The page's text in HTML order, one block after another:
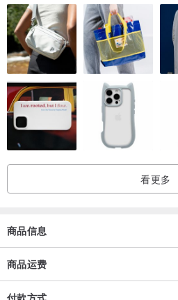
。小店小本经营，尺寸不合、色差等问
。若有尺寸&颜色疑虑，欢迎至台北中
【关于古着】
。古着商品每款都只有一件，找到相同
。在买古着前请先了解古着并不是全新
再决定是否要购买。
看更多
商品信息
商品运费
付款方式